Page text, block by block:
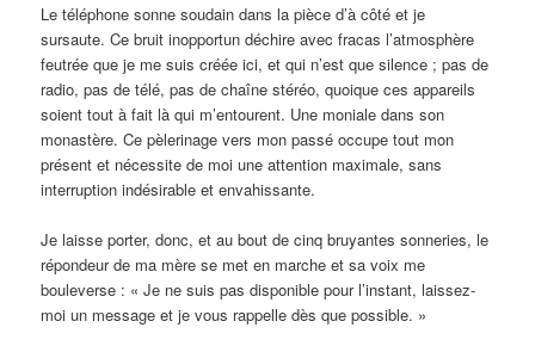
Le téléphone sonne soudain dans la pièce d’à côté et je
sursaute. Ce bruit inopportun déchire avec fracas l’atmosphère
feutrée que je me suis créée ici, et qui n’est que silence ; pas de
radio, pas de télé, pas de chaîne stéréo, quoique ces appareils
soient tout à fait là qui m’entourent. Une moniale dans son
monastère. Ce pèlerinage vers mon passé occupe tout mon
présent et nécessite de moi une attention maximale, sans
interruption indésirable et envahissante.
Je laisse porter, donc, et au bout de cinq bruyantes sonneries, le
répondeur de ma mère se met en marche et sa voix me
bouleverse : « Je ne suis pas disponible pour l’instant, laissez-
moi un message et je vous rappelle dès que possible. »